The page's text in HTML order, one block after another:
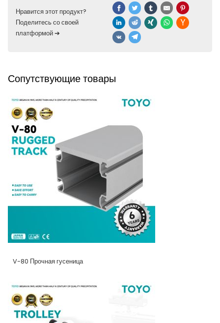
Нравится этот продукт?
Поделитесь со своей
платформой ➔
Сопутствующие товары
V-80 Прочная гусеница